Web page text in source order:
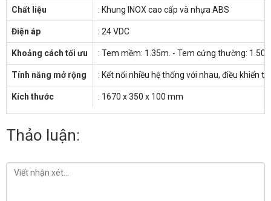
Chất liệu : Khung INOX cao cấp và nhựa ABS
Điện áp : 24 VDC
Khoảng cách tối ưu : Tem mềm: 1.35m. - Tem cứng thường:
Tính năng mở rộng : Kết nối nhiều hệ thống với nhau, điều khiển
Kích thước : 1670 x 350 x 100 mm
Thảo luận: